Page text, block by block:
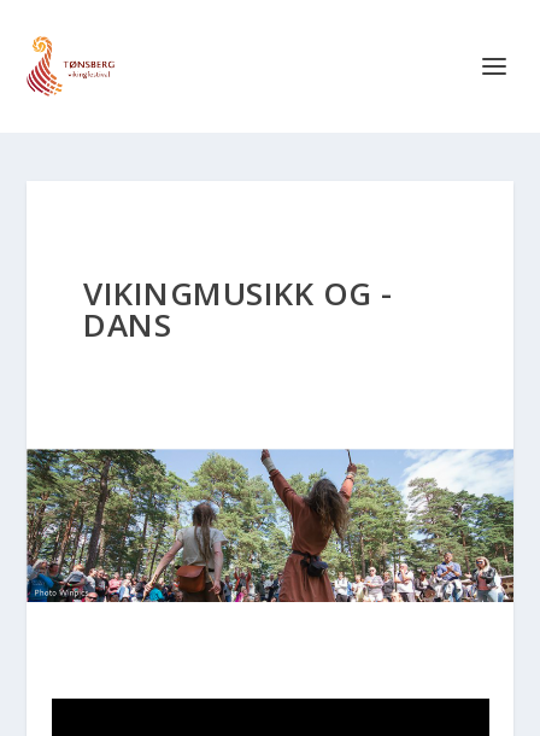
VIKINGMUSIKK OG -
DANS